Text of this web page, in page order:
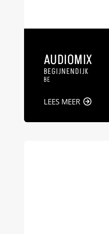
AUDIOMIX
BEGIJNENDIJK
BE
LEES MEER